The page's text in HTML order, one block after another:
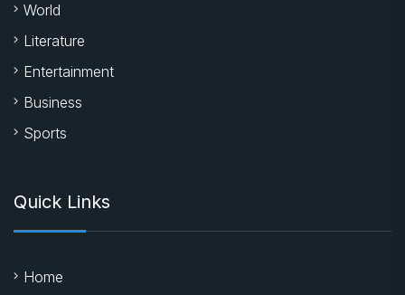
World
Literature
Entertainment
Business
Sports
Quick Links
Home